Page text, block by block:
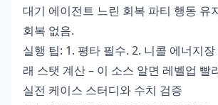
대기 에이전트 느린 회복 파티 행동 유
회복 없음.
실행 팁: 1. 평타 필수. 2. 니콜 에너지
래 스탯 계산 – 이 소스 알면 레벨업 빨
실전 케이스 스터디와 수치 검증